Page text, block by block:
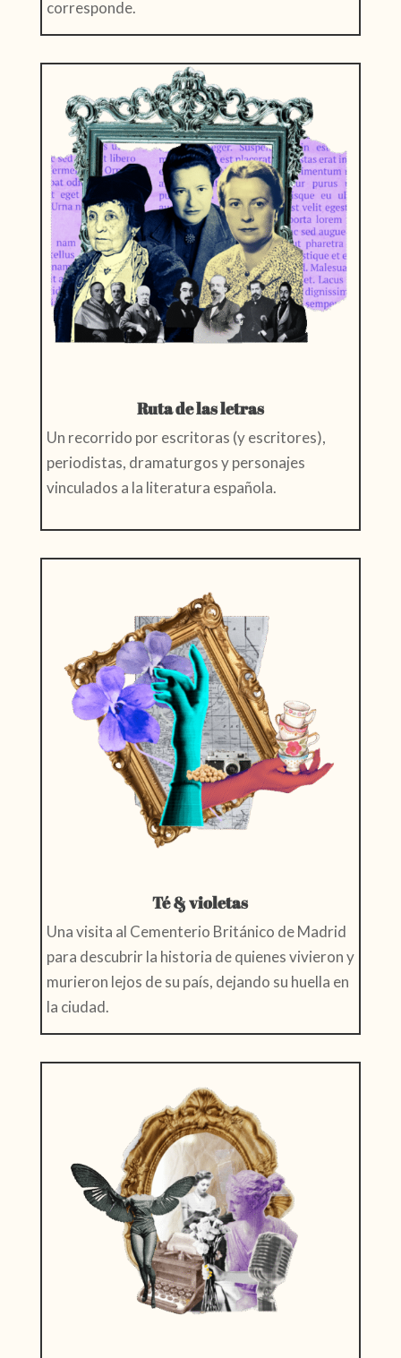
corresponde.
Ruta de las letras
Un recorrido por escritoras (y escritores),
periodistas, dramaturgos y personajes
vinculados a la literatura española.
Té & violetas
Una visita al Cementerio Británico de Madrid
para descubrir la historia de quienes vivieron y
murieron lejos de su país, dejando su huella en
la ciudad.